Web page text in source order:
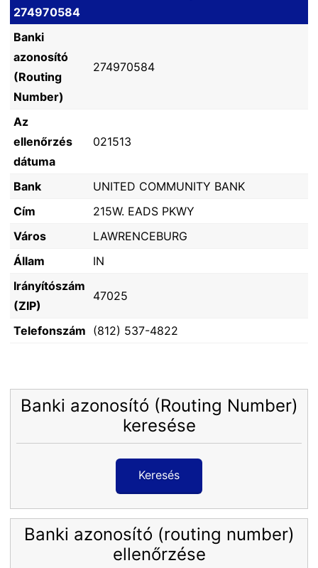
274970584
Banki
azonosító
(Routing
Number)
274970584
Az
ellenőrzés
dátuma
021513
Bank
UNITED COMMUNITY BANK
Cím
215W. EADS PKWY
Város
LAWRENCEBURG
Állam
IN
Irányítószám
(ZIP)
47025
Telefonszám (812) 537-4822
Banki azonosító (Routing Number)
keresése
Keresés
Banki azonosító (routing number)
ellenőrzése